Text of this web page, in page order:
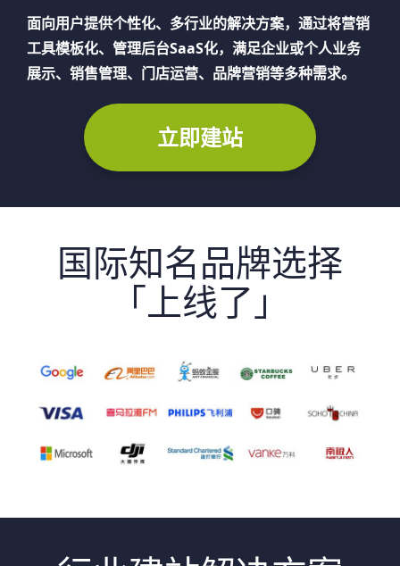
面向用户提供个性化、多行业的解决方案，通过将营销
工具模板化、管理后台SaaS化，满足企业或个人业务
展示、销售管理、门店运营、品牌营销等多种需求。
立即建站
国际知名品牌选择
「上线了」